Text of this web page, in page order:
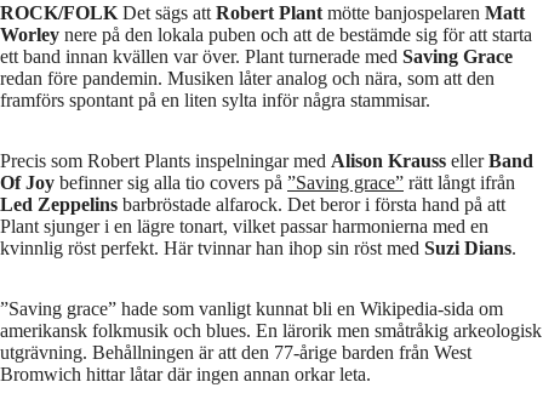
ROCK/FOLK Det sägs att Robert Plant mötte banjospelaren Matt
Worley nere på den lokala puben och att de bestämde sig för att starta
ett band innan kvällen var över. Plant turnerade med Saving Grace
redan före pandemin. Musiken låter analog och nära, som att den
framförs spontant på en liten sylta inför några stammisar.
Precis som Robert Plants inspelningar med Alison Krauss ellerBand
Of Joy befinner sig alla tio covers på ”Saving grace” rätt långt ifrån
Led Zeppelins barbröstade alfarock. Det beror i första hand på att
Plant sjunger i en lägre tonart, vilket passar harmonierna med en
kvinnlig röst perfekt. Här tvinnar han ihop sin röst med Suzi Dians.
”Saving grace” hade som vanligt kunnat bli en Wikipedia-sida om
amerikansk folkmusik och blues. En lärorik men småtråkig arkeologisk
utgrävning. Behållningen är att den 77-årige barden från West
Bromwich hittar låtar där ingen annan orkar leta.